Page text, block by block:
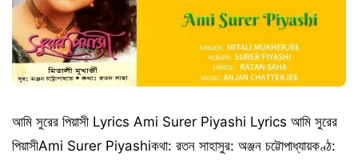
আমি সুরের পিয়াসী Lyrics Ami Surer Piyashi Lyrics আমি সুরের
পিয়াসীAmi Surer Piyashiকথা: রতন সাহাসুর: অঞ্জন চট্টোপাধ্যায়কণ্ঠ: